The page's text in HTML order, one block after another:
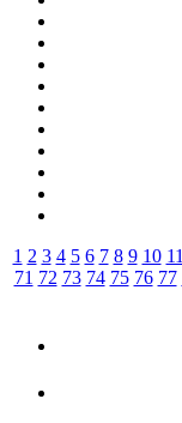
1 2 3 4 5 6 7 8 9 10 11
71 72 73 74 75 76 77